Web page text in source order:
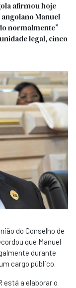
afirmou hoje
Manuel
normalmente”
legal, cinco
do Conselho de
que Manuel
durante
cargo público.
está a elaborar o